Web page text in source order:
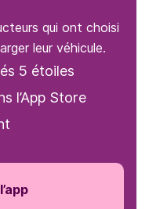
qui ont choisi
leur véhicule.
5 étoiles
l’App Store